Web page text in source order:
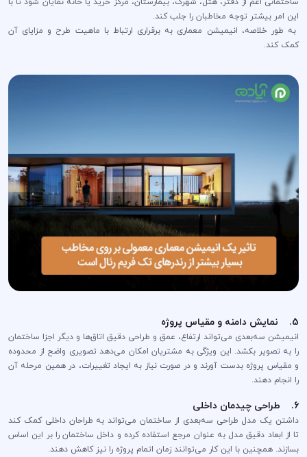
این امر بیشتر توجه مخاطبان را جلب‌ کند.
به طور خلاصه، انیمیشن معماری به برقراری ارتباط با ماهیت طرح و مزایای آن
کمک کند.
5. نمایش دامنه و مقیاس پروژه
انیمیشن سه‌بعدی می‌تواند ارتفاع، عمق و طراحی دقیق اتاق‌ها و دیگر اجزا ساختمان
را به تصویر بکشد. این ویژگی به مشتریان امکان می‌دهد تصویری واضح از محدوده
و مقیاس پروژه بدست آورند و در صورت نیاز به ایجاد تغییرات، در همین مرحله آن
را انجام دهند.
6. طراحی چیدمان داخلی
داشتن یک مدل طراحی سه‌بعدی از ساختمان می‌تواند به طراحان داخلی کمک کند
تا از ابعاد دقیق مدل به عنوان مرجع استفاده کرده و داخل ساختمان را بر این اساس
بسازند. همچنین با این کار می‌توانند زمان اتمام پروژه را نیز کاهش دهند.